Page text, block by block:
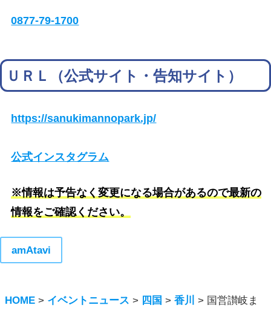
0877-79-1700
ＵＲＬ（公式サイト・告知サイト）
https://sanukimannopark.jp/
公式インスタグラム
※情報は予告なく変更になる場合があるので最新の
情報をご確認ください。
amAtavi
HOME > イベントニュース > 四国 >香川 > 国営讃岐ま